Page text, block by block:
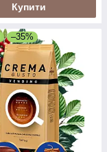
Купити
–35%